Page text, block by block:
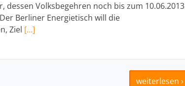
Volksbegehren noch bis zum 10.06.2013
Berliner Energietisch will die
Ziel […]
weiterlesen ›